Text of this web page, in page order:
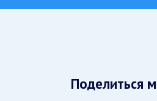
Поделиться